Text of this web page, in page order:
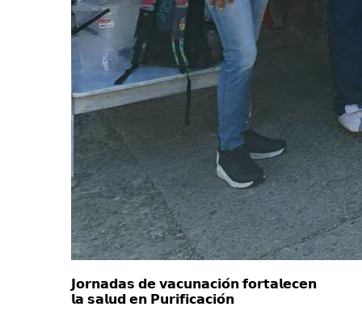
𝗝𝗼𝗿𝗻𝗮𝗱𝗮𝘀 𝗱𝗲 𝘃𝗮𝗰𝘂𝗻𝗮𝗰𝗶𝗼́𝗻 𝗳𝗼𝗿𝘁𝗮𝗹𝗲𝗰𝗲𝗻
𝗹𝗮 𝘀𝗮𝗹𝘂𝗱 𝗲𝗻 𝗣𝘂𝗿𝗶𝗳𝗶𝗰𝗮𝗰𝗶𝗼́𝗻